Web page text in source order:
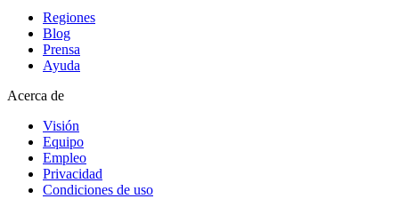
Regiones
Blog
Prensa
Ayuda
Acerca de
Visión
Equipo
Empleo
Privacidad
Condiciones de uso